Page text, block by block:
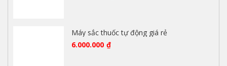
Máy sắc thuốc tự động giá rẻ
6.000.000 ₫